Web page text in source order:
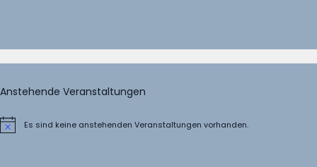
Anstehende Veranstaltungen
HinweisEs sind keine anstehenden Veranstaltungen vorhanden.